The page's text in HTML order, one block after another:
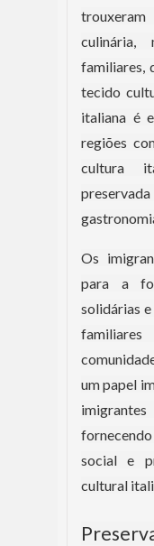
culinária,
familiares,
tecido
italiana é
regiões
cultura
Os
para a
solidárias e
um papel
social e
cultural